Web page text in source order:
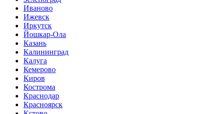
Иваново
Ижевск
Иркутск
Йошкар-Ола
Казань
Калининград
Калуга
Кемерово
Киров
Кострома
Краснодар
Красноярск